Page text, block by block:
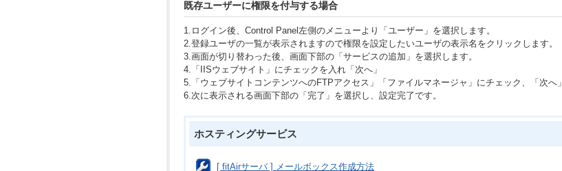
既存ユーザーに権限を付与する場合
1.ログイン後、Control Panel左側のメニューより「ユーザー」を選択します。
2.登録ユーザの一覧が表示されますので権限を設定したいユーザの表示名をクリックします。
3.画面が切り替わった後、画面下部の「サービスの追加」を選択します。
4.「IISウェブサイト」にチェックを入れ「次へ」
5.「ウェブサイトコンテンツへのFTPアクセス」「ファイルマネージャ」にチェック、「次へ」
6.次に表示される画面下部の「完了」を選択し、設定完了です。
ホスティングサービス
[ fitAirサーバ ] メールボックス作成方法